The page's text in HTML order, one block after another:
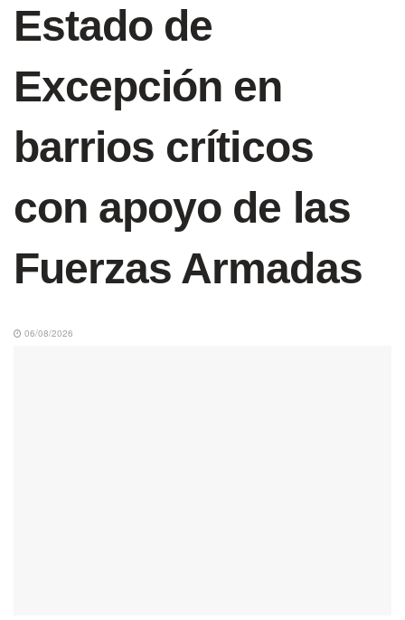
Estado de
Excepción en
barrios críticos
con apoyo de las
Fuerzas Armadas
06/08/2026